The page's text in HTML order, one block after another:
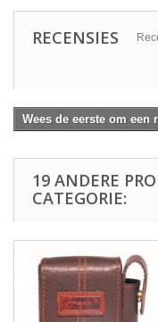
RECENSIES
Wees de eerste om een
19 ANDERE
CATEGORIE: